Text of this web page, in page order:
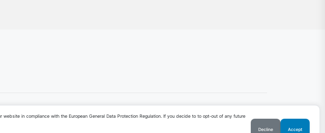
in compliance with the European General Data Protection Regulation. If you decide to to opt-out of any future
Decline Accept